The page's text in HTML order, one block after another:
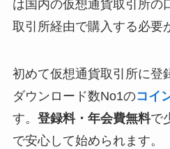
は国内の仮想通貨取引所の
取引所経由で購入する必要
初めて仮想通貨取引所に登
ダウンロード数No1のコイ
す。 登録料・年会費無料で
で安心して始められます。